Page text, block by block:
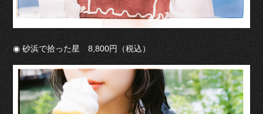
◉ 砂浜で拾った星 8,800円（税込）